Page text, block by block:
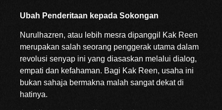
Ubah Penderitaan kepada Sokongan
Nurulhazren, atau lebih mesra dipanggil Kak Reen
merupakan salah seorang penggerak utama dalam
revolusi senyap ini yang diasaskan melalui dialog,
empati dan kefahaman. Bagi Kak Reen, usaha ini
bukan sahaja bermakna malah sangat dekat di
hatinya.